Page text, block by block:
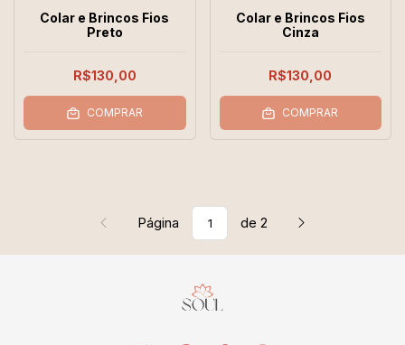
Colar e Brincos Fios
Preto
R$130,00
COMPRAR
Colar e Brincos Fios
Cinza
R$130,00
COMPRAR
Página de 2